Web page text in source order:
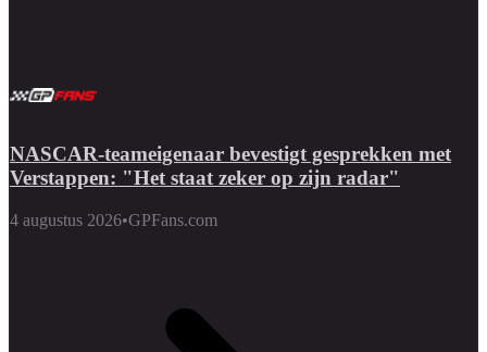
NASCAR-teameigenaar bevestigt gesprekken met
Verstappen: "Het staat zeker op zijn radar"
4 augustus 2026•GPFans.com